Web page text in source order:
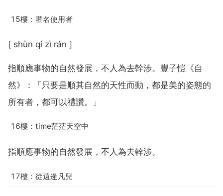
15樓：匿名使用者
[ shùn qí zì rán ]
指順應事物的自然發展，不人為去幹涉。豐子愷《自
然》：「只要是順其自然的天性而動，都是美的姿態的
所有者，都可以禮讚。」
16樓：time茫茫天空中
指順應事物的自然發展，不人為去幹涉。
17樓：從遠逄凡兒